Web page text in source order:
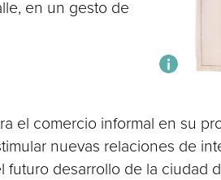
en un gesto de
el comercio informal en su
nuevas relaciones de
desarrollo de la ciudad